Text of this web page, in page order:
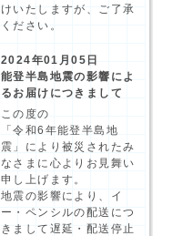
けいたしますが、ご了承
ください。
2024年01月05日
能登半島地震の影響によ
るお届けにつきまして
この度の
「令和6年能登半島地
震」により被災されたみ
なさまに心よりお見舞い
申し上げます。
地震の影響により、イ
ー・ペンシルの配送につ
きまして遅延・配送停止